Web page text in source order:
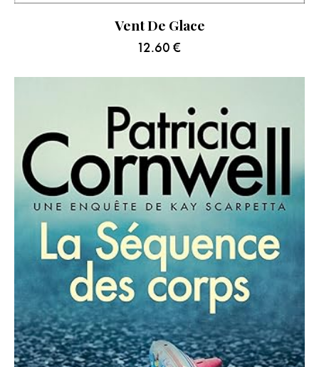
Vent De Glace
12.60 €